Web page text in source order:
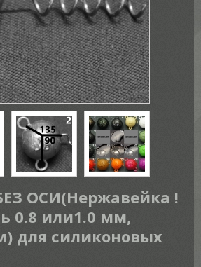
ОСИ(Нержавейка !
0.8 или1.0 мм,
для силиконовых